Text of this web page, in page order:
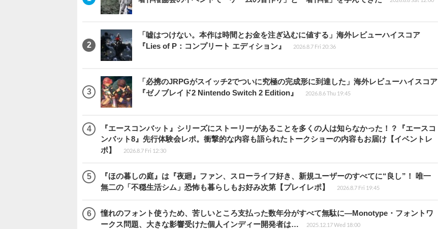
「嘘はつけない。本作は時間とお金を注ぎ込むに値する」海外レビューハイスコア
『Lies of P：コンプリート エディション』
2026.8.7 Fri 20:36
「必携のJRPGがスイッチ2でついに究極の完成形に到達した」海外レビューハイスコア
『ゼノブレイド2 Nintendo Switch 2 Edition』
2026.8.6 Thu 19:45
『エースコンバット』シリーズにストーリーがあることを多くの人は知らなかった！？『エースコ
ンバット8』先行体験会レポ。衝撃的な内容も語られたトークショーの内容もお届け【イベントレ
ポ】
2026.8.7 Fri 12:30
『ほの暮しの庭』は『夜廻』ファン、スローライフ好き、新規ユーザーのすべてに“良し”！ 唯一
無二の「不穏生活シム」恐怖も暮らしもお好み次第【プレイレポ】
2026.8.7 Fri 19:45
憧れのフォント使うため、苦しいところ支払った数年分がすべて無駄に―Monotype・フォントワ
ークス問題、大きな影響受けた個人インディー開発者は…
2025.12.17 Wed 18:00